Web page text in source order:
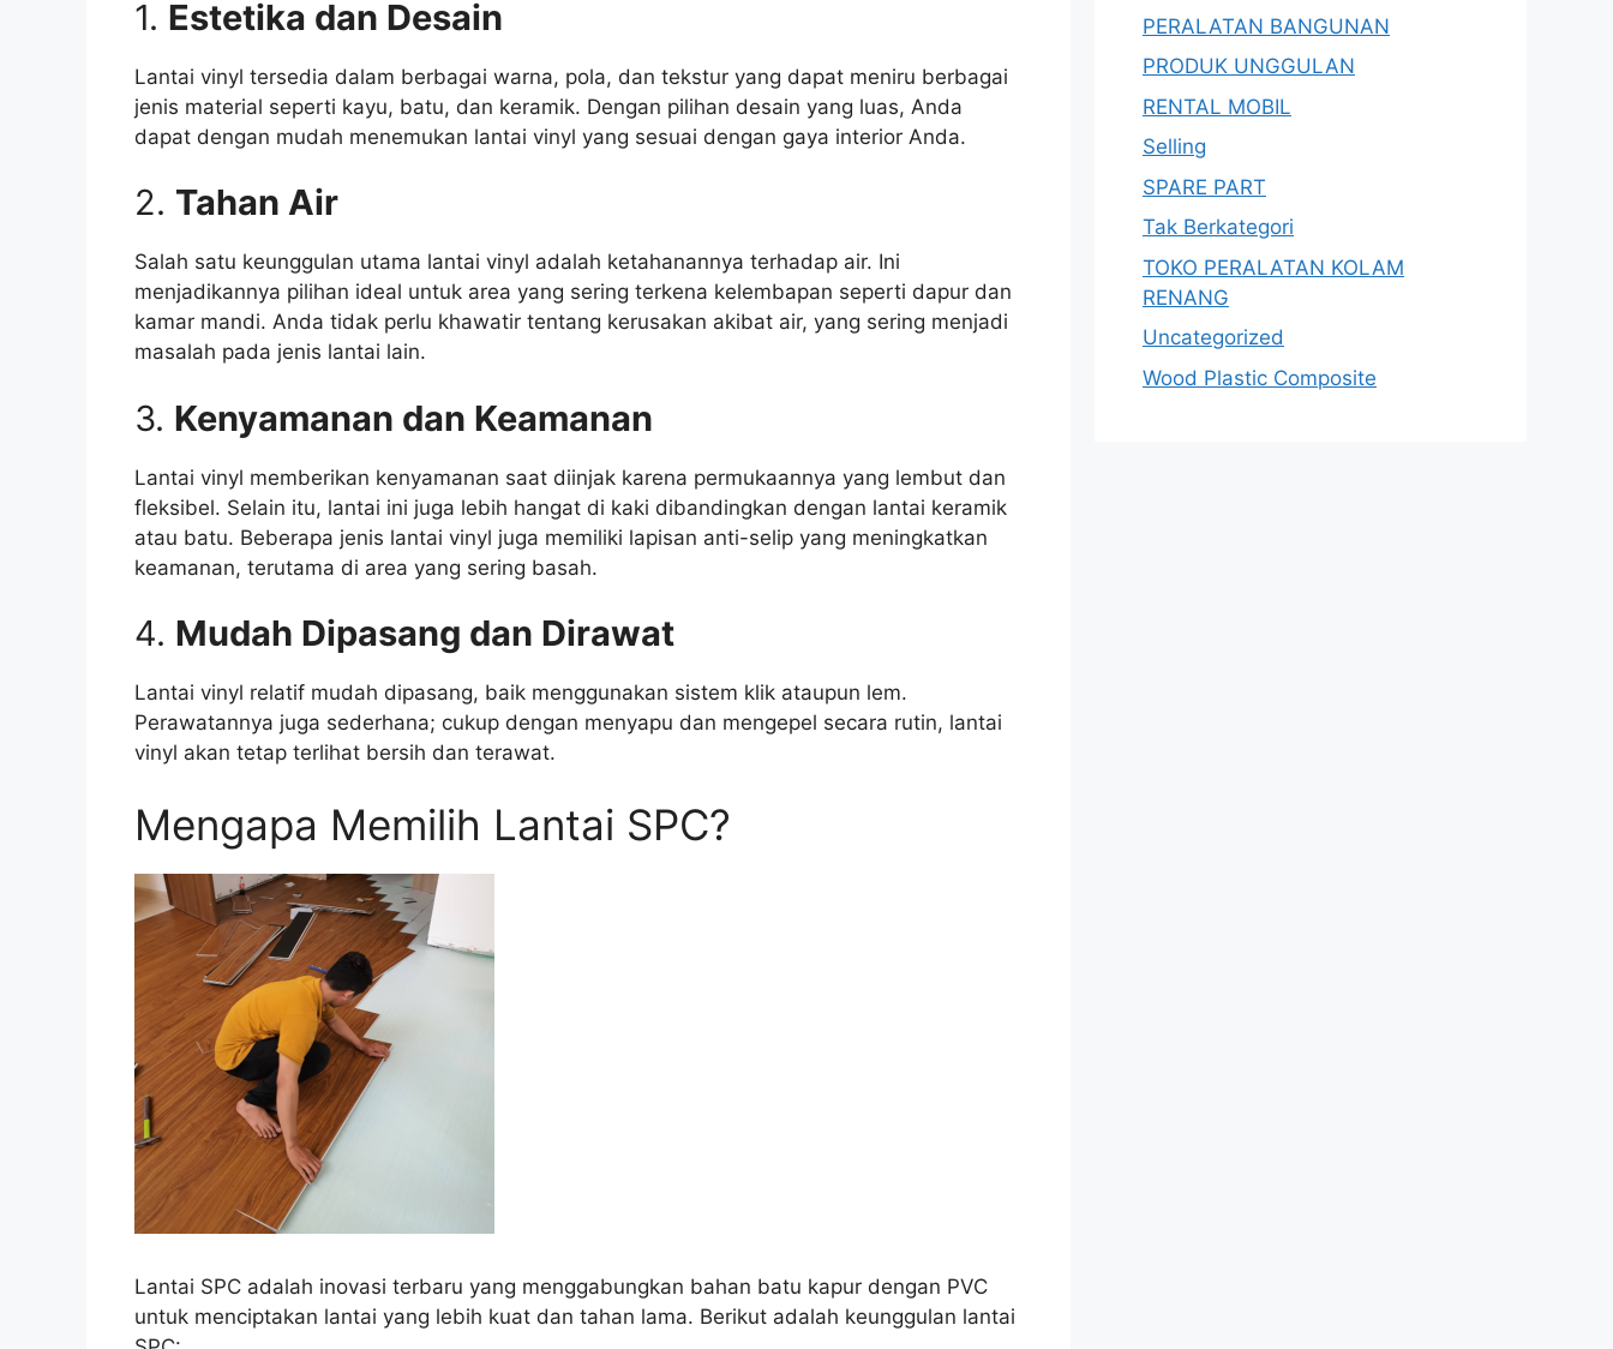
1. Estetika dan Desain
Lantai vinyl tersedia dalam berbagai warna, pola, dan tekstur yang dapat meniru berbagai
jenis material seperti kayu, batu, dan keramik. Dengan pilihan desain yang luas, Anda
dapat dengan mudah menemukan lantai vinyl yang sesuai dengan gaya interior Anda.
2. Tahan Air
Salah satu keunggulan utama lantai vinyl adalah ketahanannya terhadap air. Ini
menjadikannya pilihan ideal untuk area yang sering terkena kelembapan seperti dapur dan
kamar mandi. Anda tidak perlu khawatir tentang kerusakan akibat air, yang sering menjadi
masalah pada jenis lantai lain.
3. Kenyamanan dan Keamanan
Lantai vinyl memberikan kenyamanan saat diinjak karena permukaannya yang lembut dan
fleksibel. Selain itu, lantai ini juga lebih hangat di kaki dibandingkan dengan lantai keramik
atau batu. Beberapa jenis lantai vinyl juga memiliki lapisan anti-selip yang meningkatkan
keamanan, terutama di area yang sering basah.
4. Mudah Dipasang dan Dirawat
Lantai vinyl relatif mudah dipasang, baik menggunakan sistem klik ataupun lem.
Perawatannya juga sederhana; cukup dengan menyapu dan mengepel secara rutin, lantai
vinyl akan tetap terlihat bersih dan terawat.
Mengapa Memilih Lantai SPC?
Lantai SPC adalah inovasi terbaru yang menggabungkan bahan batu kapur dengan PVC
untuk menciptakan lantai yang lebih kuat dan tahan lama. Berikut adalah keunggulan lantai
PERALATAN BANGUNAN
PRODUK UNGGULAN
RENTAL MOBIL
Selling
SPARE PART
Tak Berkategori
TOKO PERALATAN KOLAM
RENANG
Uncategorized
Wood Plastic Composite